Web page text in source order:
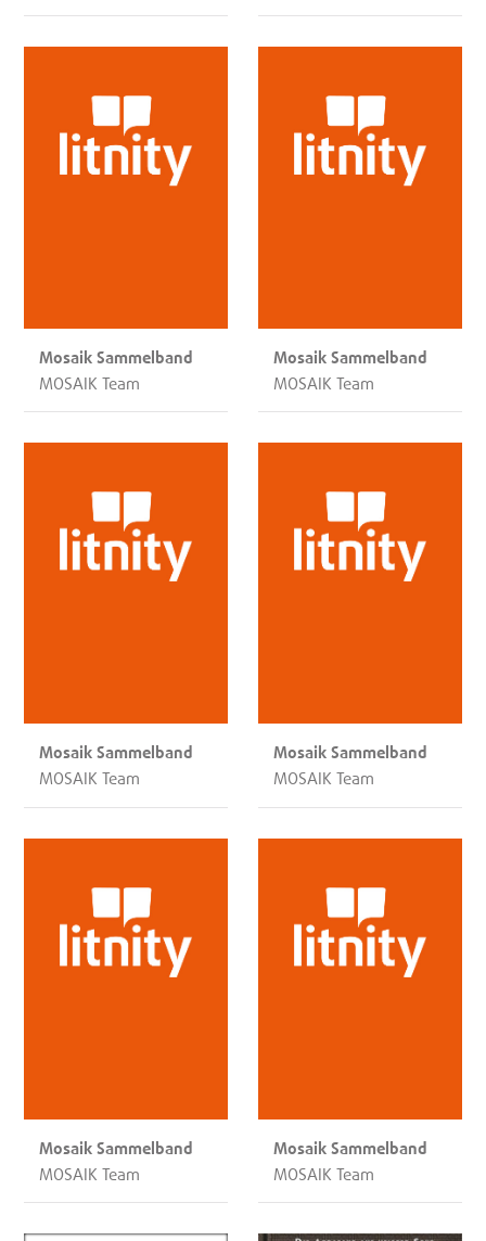
Mosaik Sammelband
MOSAIK Team
Mosaik Sammelband
MOSAIK Team
Mosaik Sammelband
MOSAIK Team
Mosaik Sammelband
MOSAIK Team
Mosaik Sammelband
MOSAIK Team
Mosaik Sammelband
MOSAIK Team